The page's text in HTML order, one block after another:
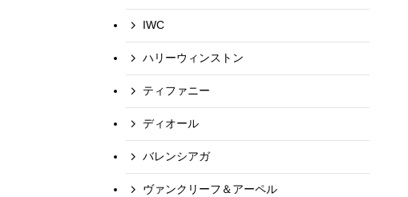
IWC
ハリーウィンストン
ティファニー
ディオール
バレンシアガ
ヴァンクリーフ＆アーペル